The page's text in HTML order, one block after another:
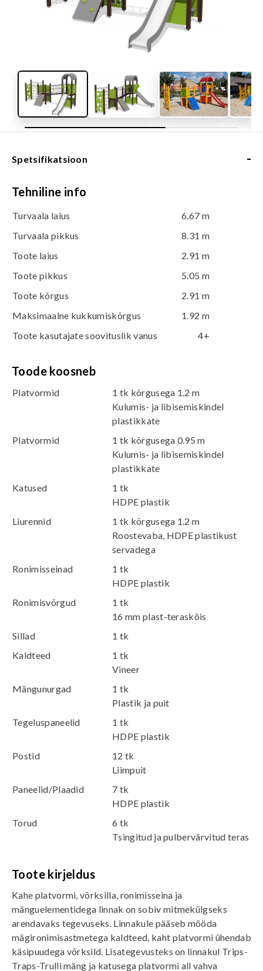
Spetsifikatsioon -
Tehniline info
Turvaala laius
6.67 m
Turvaala pikkus
8.31 m
Toote laius
2.91 m
Toote pikkus
5.05 m
Toote kõrgus
2.91 m
Maksimaalne kukkumiskõrgus
1.92 m
Toote kasutajate soovituslik vanus
4+
Toode koosneb
Platvormid
1 tk kõrgusega 1.2 m
Kulumis- ja libisemiskindel
plastikkate
Platvormid
1 tk kõrgusega 0.95 m
Kulumis- ja libisemiskindel
plastikkate
Katused
1 tk
HDPE plastik
Liurennid
1 tk kõrgusega 1.2 m
Roostevaba, HDPE plastikust
servadega
Ronimisseinad
1 tk
HDPE plastik
Ronimisvõrgud
1 tk
16 mm plast-terasköis
Sillad
1 tk
Kaldteed
1 tk
Vineer
Mängunurgad
1 tk
Plastik ja puit
Tegeluspaneelid
1 tk
HDPE plastik
Postid
12 tk
Liimpuit
Paneelid/Plaadid
7 tk
HDPE plastik
Torud
6 tk
Tsingitud ja pulbervärvitud teras
Toote kirjeldus
Kahe platvormi, võrksilla, ronimisseina ja
mänguelementidega linnak on sobiv mitmekülgseks
arendavaks tegevuseks. Linnakule pääseb mööda
mägironimisastmetega kaldteed, kaht platvormi ühendab
käsipuudega võrksild. Lisategevusteks on linnakul Trips-
Traps-Trulli mäng ja katusega platvormi all vahva